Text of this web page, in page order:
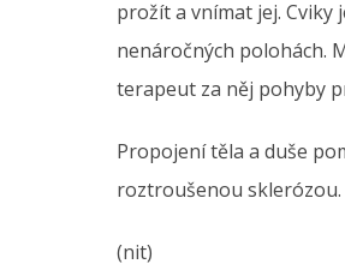
prožít a vnímat jej. Cviky
nenáročných polohách.
terapeut za něj pohyby
Propojení těla a duše
roztroušenou sklerózou.
(nit)